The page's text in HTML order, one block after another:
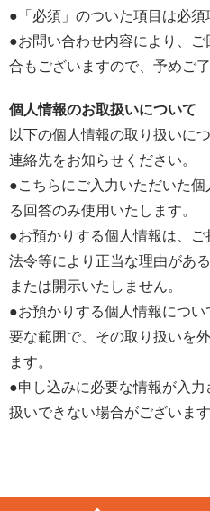
は
空
の
ま
に
し
て
く
だ
さ
い。
●「必須」のついた項目は必須
●お問い合わせ内容により、
合もございますので、予めご了
個人情報のお取扱いについて
以下の個人情報の取り扱いに
連絡先をお知らせください。
●こちらにご入力いただいた
る回答のみ使用いたします。
●お預かりする個人情報は、
法令等により正当な理由があ
または開示いたしません。
●お預かりする個人情報につ
要な範囲で、その取り扱いを
ます。
●申し込みに必要な情報が入
扱いできない場合がございます